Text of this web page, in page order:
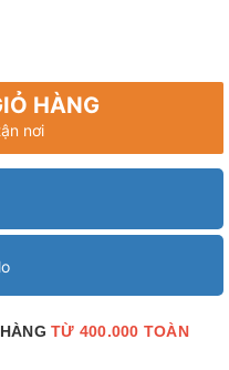
HÀNG
nơi
TỪ 400.000 TOÀN